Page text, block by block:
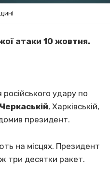
атаки 10 жовтня.
російського удару по
Черкаській, Харківській,
президент.
на місцях. Президент
три десятки ракет.